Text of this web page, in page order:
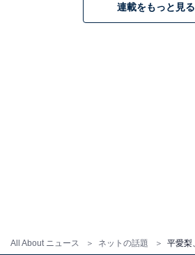
All About ニュース ネットの話題
連載をもっと見る